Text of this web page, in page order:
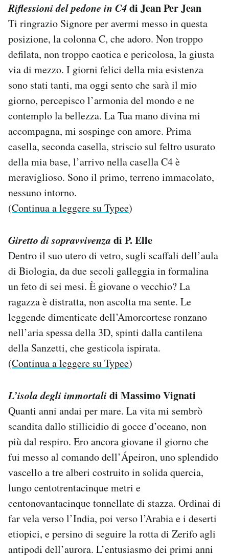
Riflessioni del pedone in C4di Jean Per Jean
Ti ringrazio Signore per avermi messo in questa
posizione, la colonna C, che adoro. Non troppo
defilata, non troppo caotica e pericolosa, la giusta
via di mezzo. I giorni felici della mia esistenza
sono stati tanti, ma oggi sento che sarà il mio
giorno, percepisco l’armonia del mondo e ne
contemplo la bellezza. La Tua mano divina mi
accompagna, mi sospinge con amore. Prima
casella, seconda casella, striscio sul feltro usurato
della mia base, l’arrivo nella casella C4 è
meraviglioso. Sono il primo, terreno immacolato,
nessuno intorno.
(Continua a leggere su Typee)
Giretto di sopravvivenza di P. Elle
Dentro il suo utero di vetro, sugli scaffali dell’aula
di Biologia, da due secoli galleggia in formalina
un feto di sei mesi. È giovane o vecchio? La
ragazza è distratta, non ascolta ma sente. Le
leggende dimenticate dell’Amorcortese ronzano
nell’aria spessa della 3D, spinti dalla cantilena
della Sanzetti, che gesticola ispirata.
(Continua a leggere su Typee)
L’isola degli immortalidi Massimo Vignati
Quanti anni andai per mare. La vita mi sembrò
scandita dallo stillicidio di gocce d’oceano, non
più dal respiro. Ero ancora giovane il giorno che
fui messo al comando dell’Ápeiron, uno splendido
vascello a tre alberi costruito in solida quercia,
lungo centotrentacinque metri e
centonovantacinque tonnellate di stazza. Ordinai di
far vela verso l’India, poi verso l’Arabia e i deserti
etiopici, e persino di seguire la rotta di Zerifo agli
antipodi dell’aurora. L’entusiasmo dei primi anni